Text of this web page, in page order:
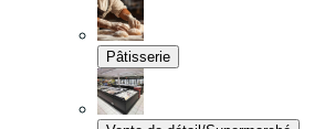
Pâtisserie